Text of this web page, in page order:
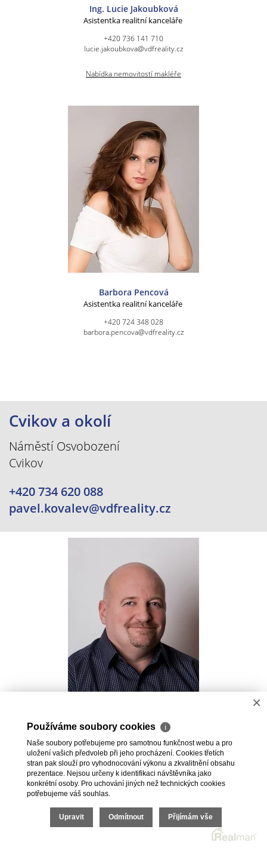
Ing. Lucie Jakoubková
Asistentka realitní kanceláře
+420 736 141 710
lucie.jakoubkova@vdfreality.cz
Nabídka nemovitostí makléře
Barbora Pencová
Asistentka realitní kanceláře
+420 724 348 028
barbora.pencova@vdfreality.cz
Cvikov a okolí
Náměstí Osvobození
Cvikov
+420 734 620 088
pavel.kovalev@vdfreality.cz
Pavel Kovalev
+420 723 491 625
pavel.kovalev@vdfreality.cz
×
Používáme soubory cookies ℹ
Naše soubory potřebujeme pro samotnou funkčnost webu a pro
uložení vašich předvoleb při jeho procházení. Cookies třetích
stran pak slouží pro vyhodnocování výkonu a zkvalitnění obsahu
prezentace. Nejsou určeny k identifikaci návštěvníka jako
konkrétní osoby. Pro uchování jiných než technických cookies
potřebujeme váš souhlas.
Upravit Odmítnout Přijímám vše